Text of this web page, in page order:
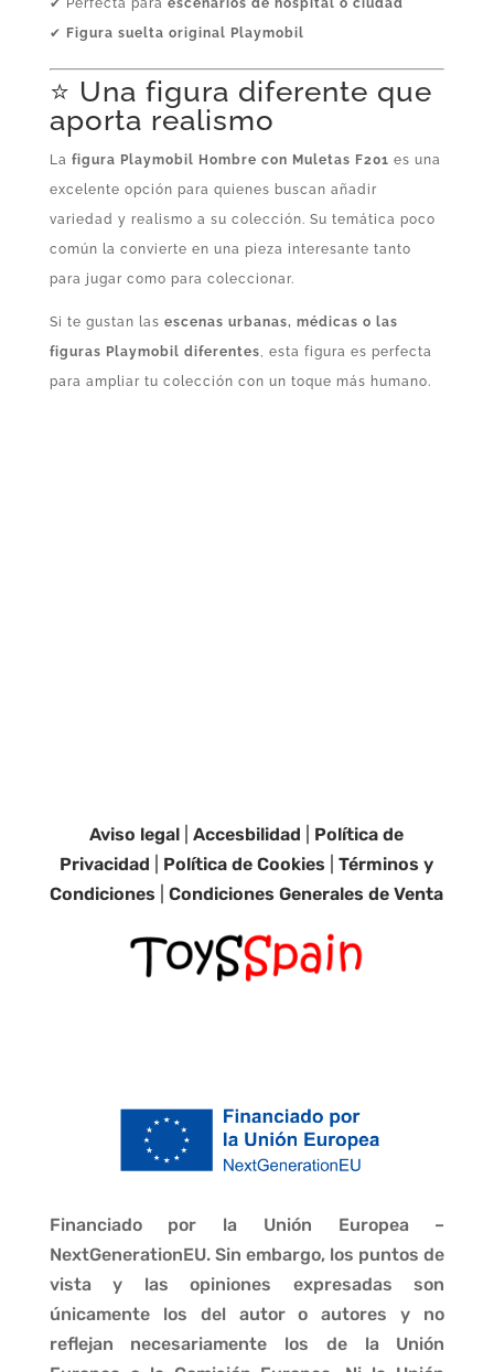
✔ Perfecta para escenarios de hospital o ciudad
✔ Figura suelta original Playmobil
⭐ Una figura diferente que
aporta realismo
La figura Playmobil Hombre con Muletas F201 es una
excelente opción para quienes buscan añadir
variedad y realismo a su colección. Su temática poco
común la convierte en una pieza interesante tanto
para jugar como para coleccionar.
Si te gustan las escenas urbanas, médicas o las
figuras Playmobil diferentes, esta figura es perfecta
para ampliar tu colección con un toque más humano.
Aviso legal |Accesbilidad
Política de
Privacidad
Política de Cookies |Términos y
Condiciones |Condiciones Generales de Venta
Financiado por la Unión Europea –
NextGenerationEU. Sin embargo, los puntos de
vista y las opiniones expresadas son
únicamente los del autor o autores y no
reflejan necesariamente los de la Unión